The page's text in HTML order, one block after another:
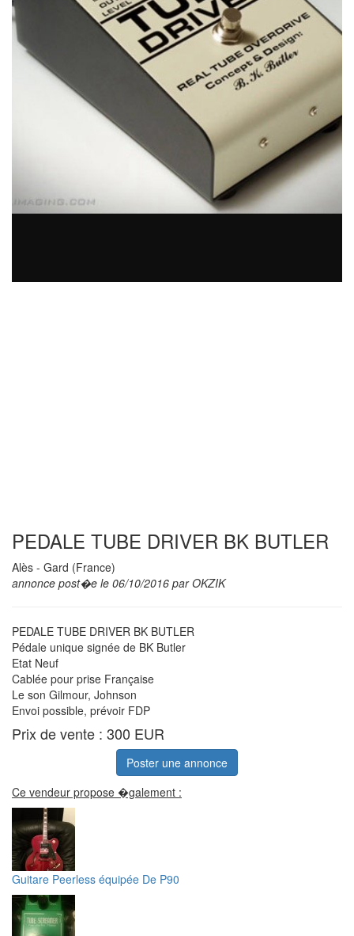
PEDALE TUBE DRIVER BK BUTLER
Alès - Gard (France)
annonce post�e le 06/10/2016 par OKZIK
PEDALE TUBE DRIVER BK BUTLER
Pédale unique signée de BK Butler
Etat Neuf
Cablée pour prise Française
Le son Gilmour, Johnson
Envoi possible, prévoir FDP
Prix de vente : 300 EUR
Poster une annonce
Ce vendeur propose �galement :
Guitare Peerless équipée De P90